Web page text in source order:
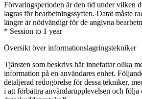
Förvaringsperioden är den tid under vilken
lagras för bearbetningssyften. Datat måste
längre är nödvändigt för de angivna
* Session to 1 year
Översikt över informationslagringstekniker
Tjänsten som beskrivs här innefattar olika
information på en användares enhet.
detaljerad redogörelse för dessa tekniker,
i att förbättra användarupplevelsen och följa